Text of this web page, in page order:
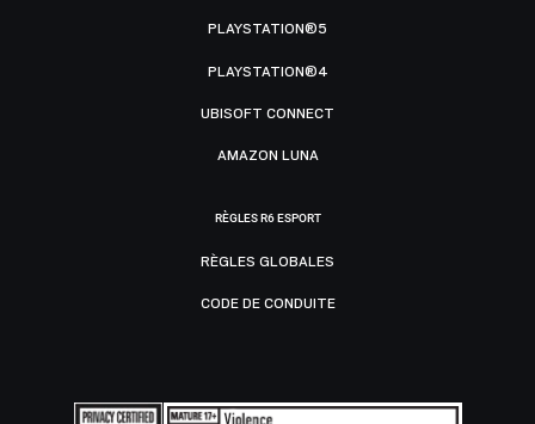
PLAYSTATION®5
PLAYSTATION®4
UBISOFT CONNECT
AMAZON LUNA
RÈGLES R6 ESPORT
RÈGLES GLOBALES
CODE DE CONDUITE